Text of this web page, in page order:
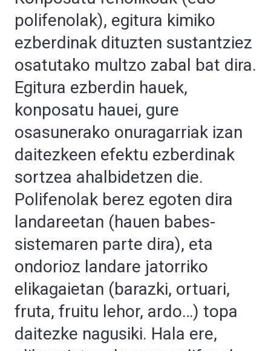
polifenolak), egitura kimiko
ezberdinak dituzten sustantziez
osatutako multzo zabal bat dira.
Egitura ezberdin hauek,
konposatu hauei, gure
osasunerako onuragarriak izan
daitezkeen efektu ezberdinak
sortzea ahalbidetzen die.
Polifenolak berez egoten dira
landareetan (hauen babes-
sistemaren parte dira), eta
ondorioz landare jatorriko
elikagaietan (barazki, ortuari,
fruta, fruitu lehor, ardo…) topa
daitezke nagusiki. Hala ere,